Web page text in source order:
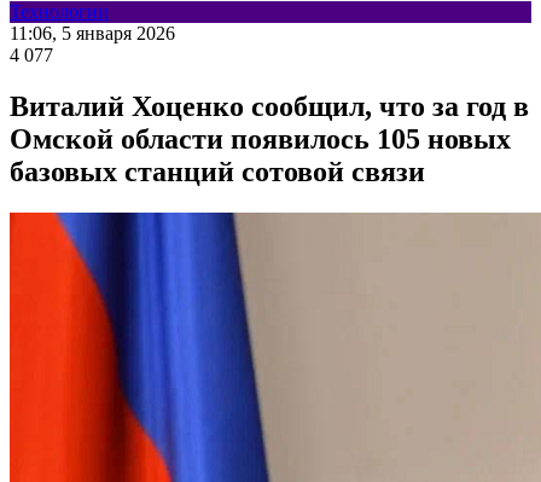
Технологии
11:06, 5 января 2026
4 077
Виталий Хоценко сообщил, что за год в
Омской области появилось 105 новых
базовых станций сотовой связи